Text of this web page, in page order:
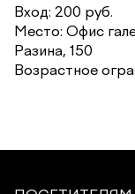
Вход: 200 руб.
Место: Офис
Разина, 150
Возрастное